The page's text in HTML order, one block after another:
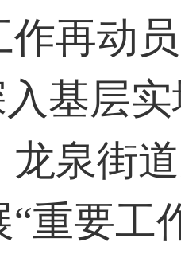
作再动
基层
龙泉街
“重要工